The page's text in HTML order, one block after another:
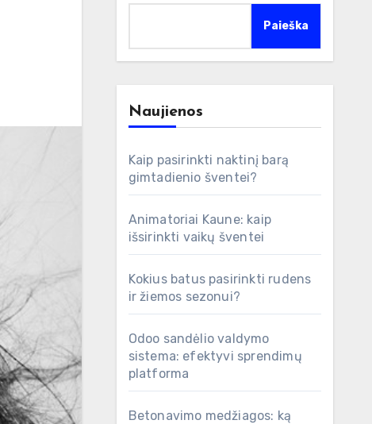
Paieška
Naujienos
Kaip pasirinkti naktinį barą
gimtadienio šventei?
Animatoriai Kaune: kaip
išsirinkti vaikų šventei
Kokius batus pasirinkti rudens
ir žiemos sezonui?
Odoo sandėlio valdymo
sistema: efektyvi sprendimų
platforma
Betonavimo medžiagos: ką